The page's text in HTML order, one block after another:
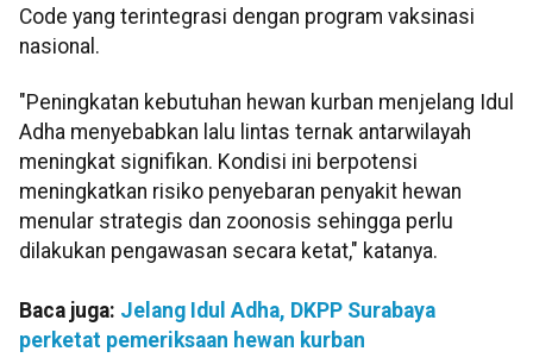
Code yang terintegrasi dengan program vaksinasi
nasional.
"Peningkatan kebutuhan hewan kurban menjelang Idul
Adha menyebabkan lalu lintas ternak antarwilayah
meningkat signifikan. Kondisi ini berpotensi
meningkatkan risiko penyebaran penyakit hewan
menular strategis dan zoonosis sehingga perlu
dilakukan pengawasan secara ketat," katanya.
Baca juga: Jelang Idul Adha, DKPP Surabaya
perketat pemeriksaan hewan kurban